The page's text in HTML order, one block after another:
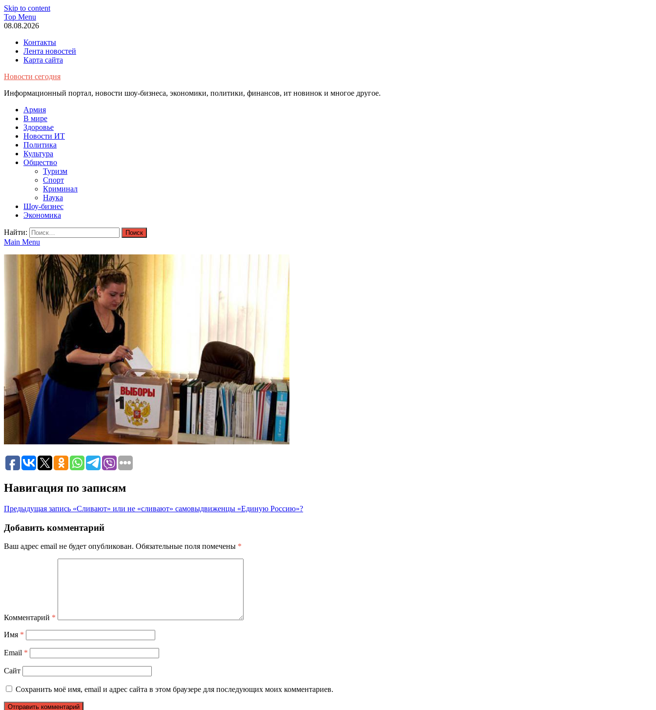
Skip to content
Top Menu
08.08.2026
Контакты
Лента новостей
Карта сайта
Новости сегодня
Информационный портал, новости шоу-бизнеса, экономики, политики, финансов, ит новинок и многое другое.
Армия
В мире
Здоровье
Новости ИТ
Политика
Культура
Общество
Туризм
Спорт
Криминал
Наука
Шоу-бизнес
Экономика
Найти:
Main Menu
Навигация по записям
Предыдущая запись «Сливают» или не «сливают» самовыдвиженцы «Единую Россию»?
Добавить комментарий
Ваш адрес email не будет опубликован. Обязательные поля помечены *
Комментарий *
Имя *
Email *
Сайт
Сохранить моё имя, email и адрес сайта в этом браузере для последующих моих комментариев.